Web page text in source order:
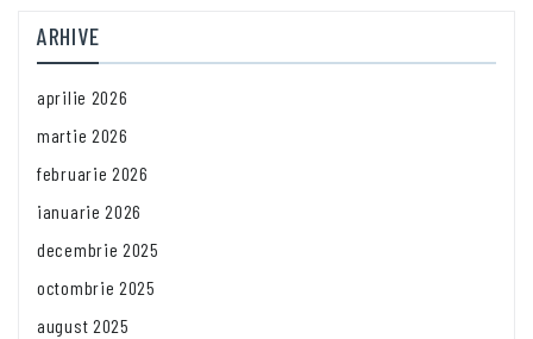
ARHIVE
aprilie 2026
martie 2026
februarie 2026
ianuarie 2026
decembrie 2025
octombrie 2025
august 2025